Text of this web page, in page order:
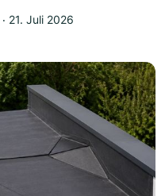
‧ 21. Juli 2026